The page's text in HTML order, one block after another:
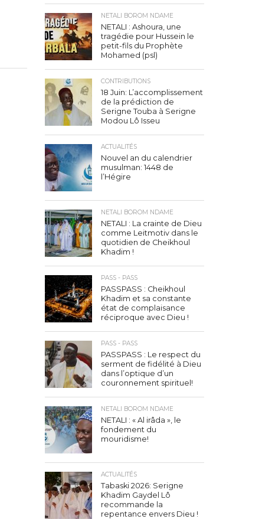
NETALI BOROM NDAME
NETALI : Ashoura, une
tragédie pour Hussein le
petit-fils du Prophète
Mohamed (psl)
CONTRIBUTIONS
18 Juin: L’accomplissement
de la prédiction de
Serigne Touba à Serigne
Modou Lô Isseu
ACTUALITÉS
Nouvel an du calendrier
musulman: 1448 de
l’Hégire
NETALI BOROM NDAME
NETALI : La crainte de Dieu
comme Leitmotiv dans le
quotidien de Cheikhoul
Khadim !
PASS - PASS
PASSPASS : Cheikhoul
Khadim et sa constante
état de complaisance
réciproque avec Dieu !
PASS - PASS
PASSPASS : Le respect du
serment de fidélité à Dieu
dans l’optique d’un
couronnement spirituel!
NETALI BOROM NDAME
NETALI : « Al irâda », le
fondement du
mouridisme!
ACTUALITÉS
Tabaski 2026: Serigne
Khadim Gaydel Lô
recommande la
repentance envers Dieu !